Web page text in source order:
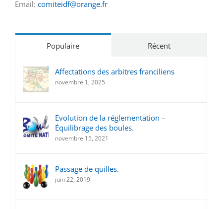
Email: comiteidf@orange.fr
Populaire Récent
Affectations des arbitres franciliens
novembre 1, 2025
Evolution de la réglementation –
Équilibrage des boules.
novembre 15, 2021
Passage de quilles.
juin 22, 2019